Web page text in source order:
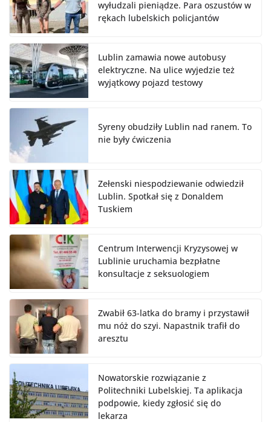
wyłudzali pieniądze. Para oszustów w
rękach lubelskich policjantów
Lublin zamawia nowe autobusy
elektryczne. Na ulice wyjedzie też
wyjątkowy pojazd testowy
Syreny obudziły Lublin nad ranem. To
nie były ćwiczenia
Zełenski niespodziewanie odwiedził
Lublin. Spotkał się z Donaldem
Tuskiem
Centrum Interwencji Kryzysowej w
Lublinie uruchamia bezpłatne
konsultacje z seksuologiem
Zwabił 63-latka do bramy i przystawił
mu nóż do szyi. Napastnik trafił do
aresztu
Nowatorskie rozwiązanie z
Politechniki Lubelskiej. Ta aplikacja
podpowie, kiedy zgłosić się do
lekarza